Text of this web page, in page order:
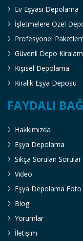
Ev Eşyası Depolama
İşletmelere Özel
Profesyonel
Güvenli Depo
Kişisel Depolama
Kiralık Eşya Deposu
FAYDALI
Hakkımızda
Eşya Depolama
Sıkça Sorulan Sorular
Video
Eşya Depolama Foto
Blog
Yorumlar
İletişim